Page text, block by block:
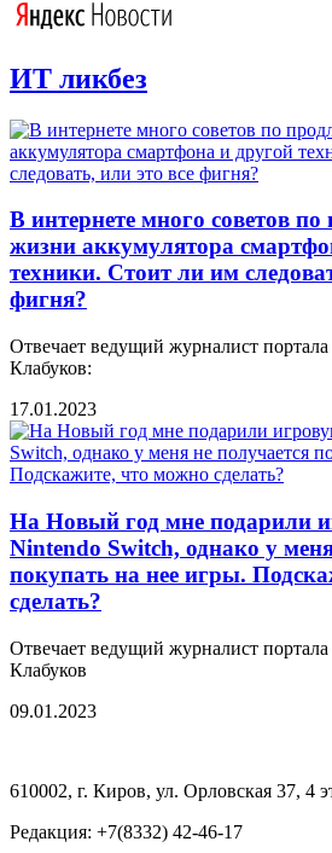
ИТ ликбез
В интернете много советов
жизни аккумулятора
техники. Стоит ли им
фигня?
Отвечает ведущий журналист
Клабуков:
17.01.2023
На Новый год мне подарили
Nintendo Switch, однако у
покупать на нее игры.
сделать?
Отвечает ведущий журналист
Клабуков
09.01.2023
610002, г. Киров, ул. Орловская 37, 4
Редакция: +7(8332) 42-46-17